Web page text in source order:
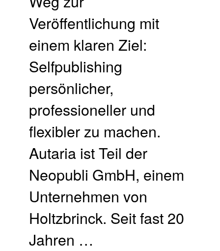
Veröffentlichung mit
einem klaren Ziel:
Selfpublishing
persönlicher,
professioneller und
flexibler zu machen.
Autaria ist Teil der
Neopubli GmbH, einem
Unternehmen von
Holtzbrinck. Seit fast 20
Jahren …